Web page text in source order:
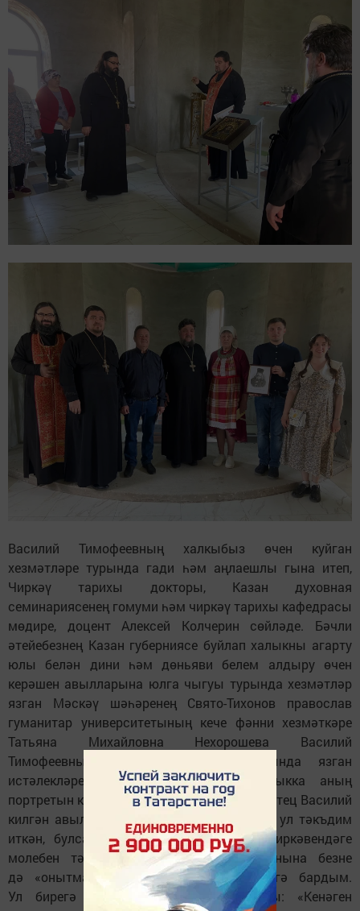
Василий Тимофеевның халкыбыз өчен куйган
хезмәтләре турында гади һәм аңлаешлы гына итеп,
Чиркәү тарихы докторы, Казан духовная
семинариясенең гомуми һәм чиркәү тарихы кафедрасы
мөдире, доцент Алексей Колчерин сөйләде. Бәчли
әтейебезнең Казан губерниясе буйлап халыкны агарту
юлы белән дини һәм дөньяви белем алдыру өчен
керәшен авылларына юлга чыгуы турында хезмәтләр
язган Мәскәү шәһәренең Свято-Тихонов православ
гуманитар университетының кече фәнни хезмәткәре
Татьяна Михайловна Нехорошева Василий
Тимофеевның Владимир авылы турында язган
истәлекләре белән таныштырды. Халыкка аның
портретын күрсәтеп сөйләде. Аңлавымча, отец Василий
килгән авылларга йөреп чыгу идеясен дә ул тәкъдим
иткән, булса кирәк. Владимир авылы чиркәвендәге
молебен тәмамлангач, отец Алексей янына безне
дә «онытмаулары» өчен рәхмәт әйтергә бардым.
Ул бирегә килүен болай дип аңлатты: «Кенәген